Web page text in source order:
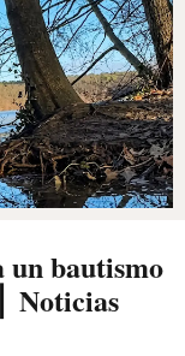
un bautismo
Noticias